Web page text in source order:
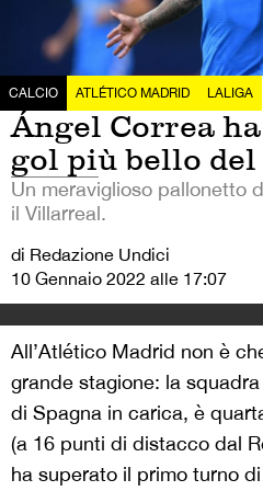
CALCIO ATLÉTICO MADRID LALIGA
Ángel Correa
gol più bello del
Un meraviglioso pallonetto
il Villarreal.
di Redazione Undici
10 Gennaio 2022 alle 17:07
All’Atlético Madrid non è
grande stagione: la
di Spagna in carica, è
(a 16 punti di distacco dal
ha superato il primo turno